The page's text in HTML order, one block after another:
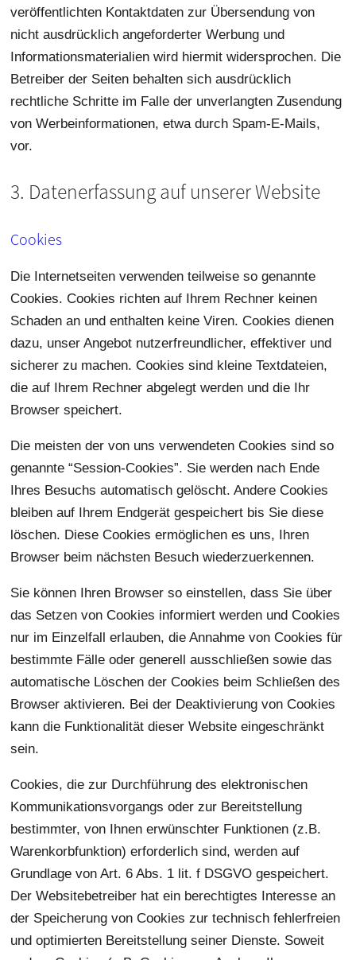
veröffentlichten Kontaktdaten zur Übersendung von
nicht ausdrücklich angeforderter Werbung und
Informationsmaterialien wird hiermit widersprochen. Die
Betreiber der Seiten behalten sich ausdrücklich
rechtliche Schritte im Falle der unverlangten Zusendung
von Werbeinformationen, etwa durch Spam-E-Mails,
vor.
3. Datenerfassung auf unserer Website
Cookies
Die Internetseiten verwenden teilweise so genannte
Cookies. Cookies richten auf Ihrem Rechner keinen
Schaden an und enthalten keine Viren. Cookies dienen
dazu, unser Angebot nutzerfreundlicher, effektiver und
sicherer zu machen. Cookies sind kleine Textdateien,
die auf Ihrem Rechner abgelegt werden und die Ihr
Browser speichert.
Die meisten der von uns verwendeten Cookies sind so
genannte “Session-Cookies”. Sie werden nach Ende
Ihres Besuchs automatisch gelöscht. Andere Cookies
bleiben auf Ihrem Endgerät gespeichert bis Sie diese
löschen. Diese Cookies ermöglichen es uns, Ihren
Browser beim nächsten Besuch wiederzuerkennen.
Sie können Ihren Browser so einstellen, dass Sie über
das Setzen von Cookies informiert werden und Cookies
nur im Einzelfall erlauben, die Annahme von Cookies für
bestimmte Fälle oder generell ausschließen sowie das
automatische Löschen der Cookies beim Schließen des
Browser aktivieren. Bei der Deaktivierung von Cookies
kann die Funktionalität dieser Website eingeschränkt
sein.
Cookies, die zur Durchführung des elektronischen
Kommunikationsvorgangs oder zur Bereitstellung
bestimmter, von Ihnen erwünschter Funktionen (z.B.
Warenkorbfunktion) erforderlich sind, werden auf
Grundlage von Art. 6 Abs. 1 lit. f DSGVO gespeichert.
Der Websitebetreiber hat ein berechtigtes Interesse an
der Speicherung von Cookies zur technisch fehlerfreien
und optimierten Bereitstellung seiner Dienste. Soweit